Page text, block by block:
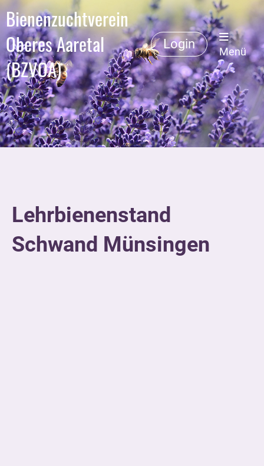
Bienenzuchtverein
Oberes Aaretal
(BZVOA)
Login
Menü
Lehrbienenstand
Schwand Münsingen